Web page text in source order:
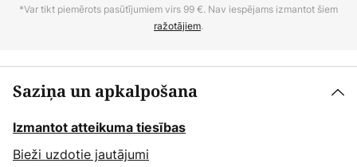
*Var tikt piemērots pasūtījumiem virs 99 €. Nav iespējams izmantot šiem
ražotājiem.
Saziņa un apkalpošana
Izmantot atteikuma tiesības
Bieži uzdotie jautājumi